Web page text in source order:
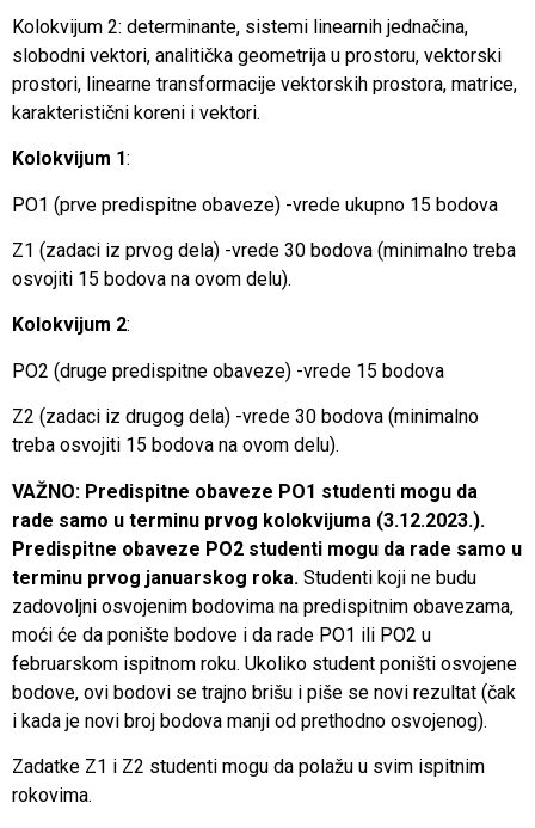
Kolokvijum 2: determinante, sistemi linearnih jednačina,
slobodni vektori, analitička geometrija u prostoru, vektorski
prostori, linearne transformacije vektorskih prostora, matrice,
karakteristični koreni i vektori.
Kolokvijum 1:
PO1 (prve predispitne obaveze) -vrede ukupno 15 bodova
Z1 (zadaci iz prvog dela) -vrede 30 bodova (minimalno treba
osvojiti 15 bodova na ovom delu).
Kolokvijum 2:
PO2 (druge predispitne obaveze) -vrede 15 bodova
Z2 (zadaci iz drugog dela) -vrede 30 bodova (minimalno
treba osvojiti 15 bodova na ovom delu).
VAŽNO: Predispitne obaveze PO1 studenti mogu da
rade samo u terminu prvog kolokvijuma (3.12.2023.).
Predispitne obaveze PO2 studenti mogu da rade samo u
terminu prvog januarskog roka. Studenti koji ne budu
zadovoljni osvojenim bodovima na predispitnim obavezama,
moći će da ponište bodove i da rade PO1 ili PO2 u
februarskom ispitnom roku. Ukoliko student poništi osvojene
bodove, ovi bodovi se trajno brišu i piše se novi rezultat (čak
i kada je novi broj bodova manji od prethodno osvojenog).
Zadatke Z1 i Z2 studenti mogu da polažu u svim ispitnim
rokovima.